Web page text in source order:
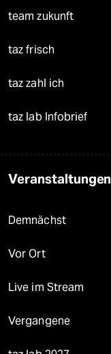
team zukunft
taz frisch
taz zahl ich
taz lab Infobrief
Veranstaltungen
Demnächst
Vor Ort
Live im Stream
Vergangene